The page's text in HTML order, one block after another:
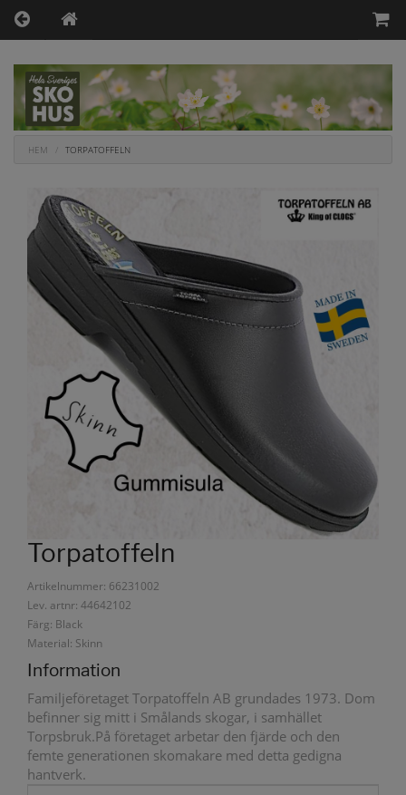
HEM TORPATOFFELN
Torpatoffeln
Artikelnummer: 66231002
Lev. artnr: 44642102
Färg: Black
Material: Skinn
Information
Familjeföretaget Torpatoffeln AB grundades 1973. Dom
befinner sig mitt i Smålands skogar, i samhället
Torpsbruk.På företaget arbetar den fjärde och den
femte generationen skomakare med detta gedigna
hantverk.